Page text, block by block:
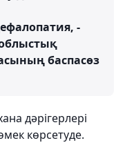
-
баспасөз
дәрігерлері
көрсетуде.